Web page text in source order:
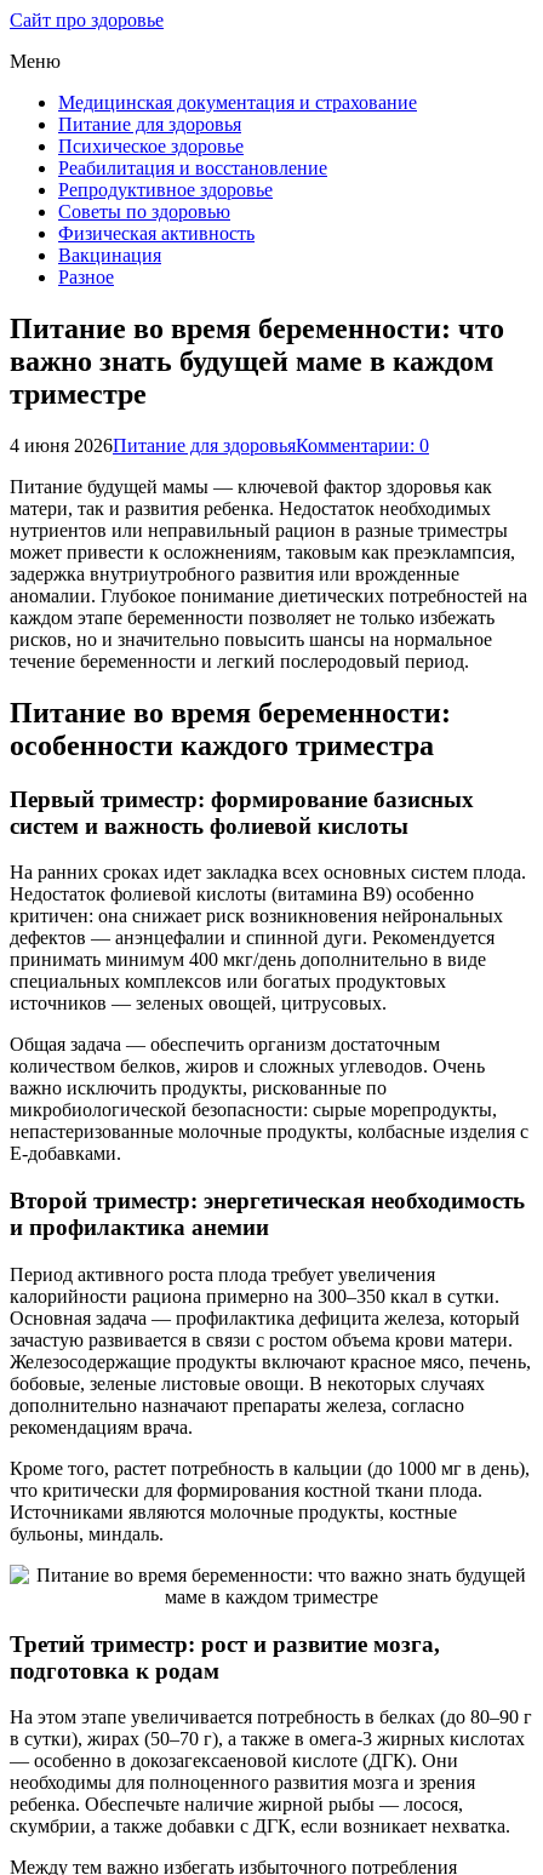
Сайт про здоровье
Меню
Медицинская документация и страхование
Питание для здоровья
Психическое здоровье
Реабилитация и восстановление
Репродуктивное здоровье
Советы по здоровью
Физическая активность
Вакцинация
Разное
Питание во время беременности: что
важно знать будущей маме в каждом
триместре
4 июня 2026Питание для здоровьяКомментарии: 0
Питание будущей мамы — ключевой фактор здоровья как
матери, так и развития ребенка. Недостаток необходимых
нутриентов или неправильный рацион в разные триместры
может привести к осложнениям, таковым как преэклампсия,
задержка внутриутробного развития или врожденные
аномалии. Глубокое понимание диетических потребностей на
каждом этапе беременности позволяет не только избежать
рисков, но и значительно повысить шансы на нормальное
течение беременности и легкий послеродовый период.
Питание во время беременности:
особенности каждого триместра
Первый триместр: формирование базисных
систем и важность фолиевой кислоты
На ранних сроках идет закладка всех основных систем плода.
Недостаток фолиевой кислоты (витамина B9) особенно
критичен: она снижает риск возникновения нейрональных
дефектов — анэнцефалии и спинной дуги. Рекомендуется
принимать минимум 400 мкг/день дополнительно в виде
специальных комплексов или богатых продуктовых
источников — зеленых овощей, цитрусовых.
Общая задача — обеспечить организм достаточным
количеством белков, жиров и сложных углеводов. Очень
важно исключить продукты, рискованные по
микробиологической безопасности: сырые морепродукты,
непастеризованные молочные продукты, колбасные изделия с
Е-добавками.
Второй триместр: энергетическая необходимость
и профилактика анемии
Период активного роста плода требует увеличения
калорийности рациона примерно на 300–350 ккал в сутки.
Основная задача — профилактика дефицита железа, который
зачастую развивается в связи с ростом объема крови матери.
Железосодержащие продукты включают красное мясо, печень,
бобовые, зеленые листовые овощи. В некоторых случаях
дополнительно назначают препараты железа, согласно
рекомендациям врача.
Кроме того, растет потребность в кальции (до 1000 мг в день),
что критически для формирования костной ткани плода.
Источниками являются молочные продукты, костные
бульоны, миндаль.
Третий триместр: рост и развитие мозга,
подготовка к родам
На этом этапе увеличивается потребность в белках (до 80–90 г
в сутки), жирах (50–70 г), а также в омега-3 жирных кислотах
— особенно в докозагексаеновой кислоте (ДГК). Они
необходимы для полноценного развития мозга и зрения
ребенка. Обеспечьте наличие жирной рыбы — лосося,
скумбрии, а также добавки с ДГК, если возникает нехватка.
Между тем важно избегать избыточного потребления